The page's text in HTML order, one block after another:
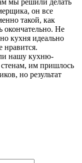
он все
такой, как
окончательно. Не
кухня идеально
нравится.
нашу кухню-
им пришлось
но результат